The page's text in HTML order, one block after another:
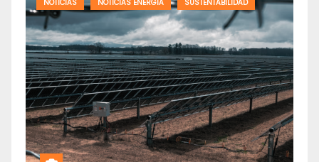
NOTICIAS NOTICIAS ENERGIA SUSTENTABILIDAD